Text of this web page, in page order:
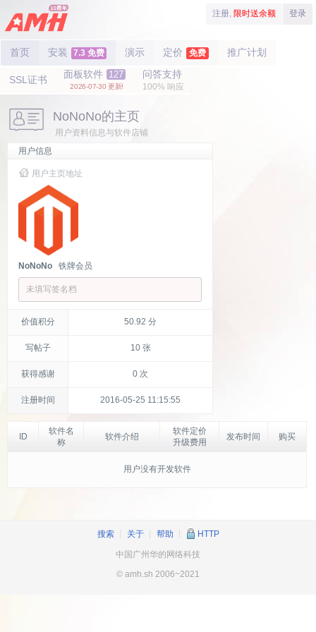
注册, 限时送余额 登录
首页 安装 7.3 免费 演示 定价 免费 推广计划
SSL证书 面板软件 127
2026-07-30 更新!
问答支持
100% 响应
NoNoNo的主页
用户资料信息与软件店铺
用户信息
用户主页地址
NoNoNo 铁牌会员
未填写签名档
价值积分 50.92 分
写帖子 10 张
获得感谢 0 次
注册时间 2016-05-25 11:15:55
ID
软件名
称
软件介绍
软件定价
升级费用
发布时间 购买
用户没有开发软件
搜索┊ 关于┊ 帮助 HTTP
中国广州华的网络科技
© amh.sh 2006~2021